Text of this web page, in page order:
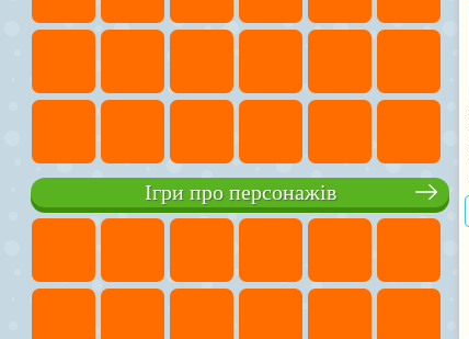
Ігри про персонажів